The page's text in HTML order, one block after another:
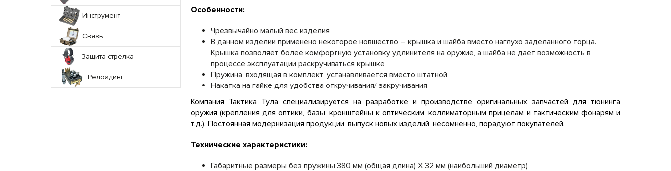
Инструмент
Связь
Защита стрелка
Релоадинг
Особенности:
Чрезвычайно малый вес изделия
В данном изделии применено некоторое новшество – крышка и шайба вместо наглухо заделанного торца.
Крышка позволяет более комфортную установку удлинителя на оружие, а шайба не дает возможность в
процессе эксплуатации раскручиваться крышке
Пружина, входящая в комплект, устанавливается вместо штатной
Накатка на гайке для удобства откручивания/ закручивания
Компания Тактика Тула специализируется на разработке и производстве оригинальных запчастей для тюнинга
оружия (крепления для оптики, базы, кронштейны к оптическим, коллиматорным прицелам и тактическим фонарям и
т.д.). Постоянная модернизация продукции, выпуск новых изделий, несомненно, порадуют покупателей.
Технические характеристики:
Габаритные размеры без пружины 380 мм (общая длина) Х 32 мм (наибольший диаметр)